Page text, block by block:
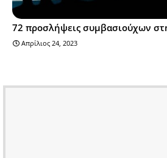
72 προσλήψεις συμβασιούχων
Απρίλιος 24, 2023